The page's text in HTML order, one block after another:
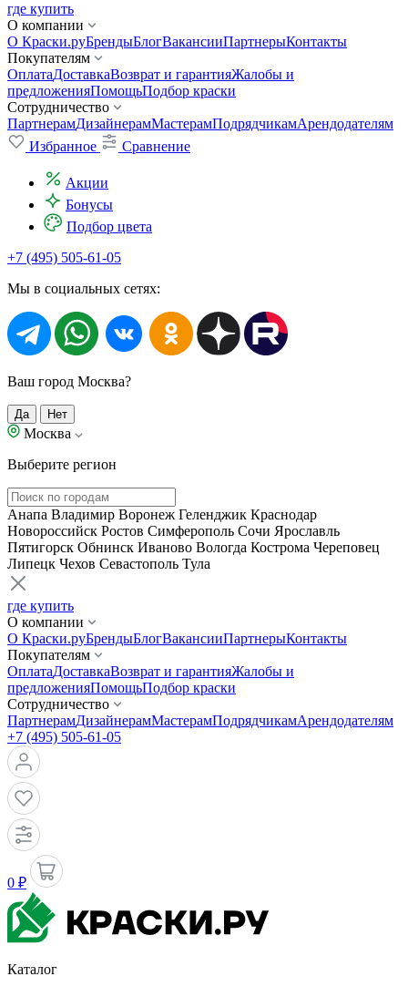
где купить
О компании
О Краски.руБрендыБлогВакансииПартнерыКонтакты
Покупателям
ОплатаДоставкаВозврат и гарантияЖалобы и
предложенияПомощьПодбор краски
Сотрудничество
ПартнерамДизайнерамМастерамПодрядчикамАрендодателям
Избранное
Сравнение
Акции
Бонусы
Подбор цвета
+7 (495) 505-61-05
Мы в социальных сетях:
Ваш город Москва?
Да Нет
Москва
Выберите регион
Анапа Владимир Воронеж Геленджик Краснодар
Новороссийск Ростов Симферополь Сочи Ярославль
Пятигорск Обнинск Иваново Вологда Кострома Череповец
Липецк Чехов Севастополь Тула
где купить
О компании
О Краски.руБрендыБлогВакансииПартнерыКонтакты
Покупателям
ОплатаДоставкаВозврат и гарантияЖалобы и
предложенияПомощьПодбор краски
Сотрудничество
ПартнерамДизайнерамМастерамПодрядчикамАрендодателям
+7 (495) 505-61-05
0 ₽
Каталог